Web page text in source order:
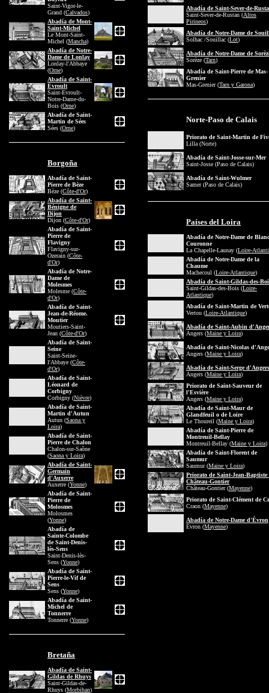
Saint-Vigor-le-
Grand (Calvados)
Abadía de Mont-
Saint-Michel
Le Mont-Saint-
Michel (Mancha)
Abadía de Notre-
Dame de Lonlay
Lonlay-l'Abbaye
(Orne)
Abadía de Saint-
Évroult
Saint-Evroult-
Notre-Dame-du-
Bois (Orne)
Abadía de Saint-
Martin de Sées
Sées (Orne)
Borgoña
Abadía de Saint-
Pierre de Bèze
Bèze (Côte-d'Or)
Abadía de Saint-
Bénigne de
Dijon
Dijon (Côte-d'Or)
Abadía de Saint-
Pierre de
Flavigny
Flavigny-sur-
Ozerain (Côte-
d'Or)
Abadía de Notre-
Dame de
Molesmes
Molesme (Côte-
d'Or)
Abadía de Saint-
Jean-de-Réome.
Moutier
Moutiers-Saint-
Jean (Côte-d'Or)
Abadía de Saint-
Seine
Saint-Seine-
l'Abbaye (Côte-
d'Or)
Abadía de Saint-
Léonard de
Corbigny
Corbigny (Nièvre)
Abadía de Saint-
Martin d'Autun
Autun (Saona y
Loira)
Abadía de Saint-
Pierre de Chalon
Chalon-sur-Saône
(Saona y Loira)
Abadía de Saint-
Germain
d'Auxerre
Auxerre (Yonne)
Abadía de Saint-
Pierre de
Molosmes
Molosmes
(Yonne)
Abadía de
Sainte-Colombe
de Saint-Denis-
lès-Sens
Saint-Denis-lès-
Sens (Yonne)
Abadía de Saint-
Pierre-le-Vif de
Sens
Sens (Yonne)
Abadía de Saint-
Michel de
Tonnerre
Tonnerre (Yonne)
Bretaña
Abadía de Saint-
Gildas de Rhuys
Saint-Gildas-de-
Rhuys (Morbihan)
Abadía de Saint-Sever-de-
Saint-Sever-de-Rustan (Altos
Pirineos)
Abadía de Notre-Dame de
Solhac /Souillac (Lot)
Abadía de Notre-Dame de
Sorèze (Tarn)
Abadía de Saint-Pierre de Mas-
Grenier
Mas-Grenier (Tarn y Garona)
Norte-Paso de Calais
Priorato de Saint-Martin de
Lilla (Norte)
Abadía de Saint-Josse-sur-Mer
Saint-Josse (Paso de Calais)
Abadía de Saint-Wulmer
Samer (Paso de Calais)
Países del Loira
Abadía de Notre-Dame de
Couronne
La Chapelle-Launay (Loire-
Abadía de Notre-Dame de la
Chaume
Machecoul (Loire-Atlantique)
Abadía de Saint-Gildas-des-
Saint-Gildas-des-Bois (Loire-
Atlantique)
Abadía de Saint-Martin de
Vertou (Loire-Atlantique)
Abadía de Saint-Aubin
Angers (Maine y Loira)
Abadía de Saint-Nicolas
Angers (Maine y Loira)
Abadía de Saint-Serge d'Angers
Angers (Maine y Loira)
Priorato de Saint-Sauveur de
l'Esvière
Angers (Maine y Loira)
Abadía de Saint-Maur de
Glandfeuil o de Loire
Le Thoureil (Maine y Loira)
Abadía de Saint-Pierre de
Montreuil-Bellay
Montreuil-Bellay (Maine y Loira)
Abadía de Saint-Florent de
Saumur
Saumur (Maine y Loira)
Priorato de Saint-Jean-Baptiste
Château-Gontier
Château-Gontier (Mayenne)
Priorato de Saint-Clément de
Craon (Mayenne)
Abadía de Notre-Dame d'Évron
Évron (Mayenne)